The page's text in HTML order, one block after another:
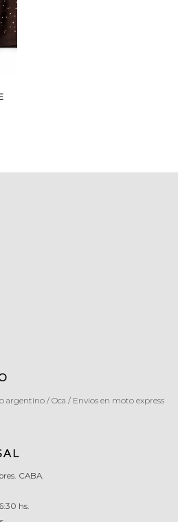
argentino / Oca / Envios en moto express
CABA.
hs.